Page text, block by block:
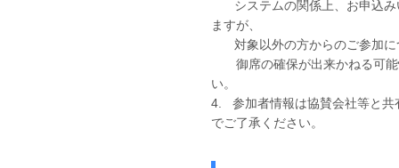
システムの関係上、お申込み
ますが、
対象以外の方からのご参加に
御席の確保が出来かねる可能
い。
4. 参加者情報は協賛会社等と共
でご了承ください。